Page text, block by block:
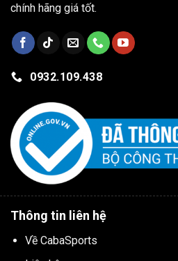
chính hãng giá tốt.
0932.109.438
Thông tin liên hệ
Về CabaSports